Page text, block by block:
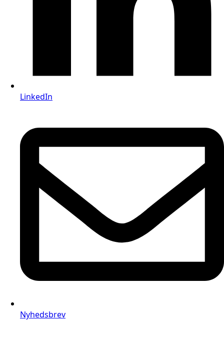
LinkedIn
Nyhedsbrev